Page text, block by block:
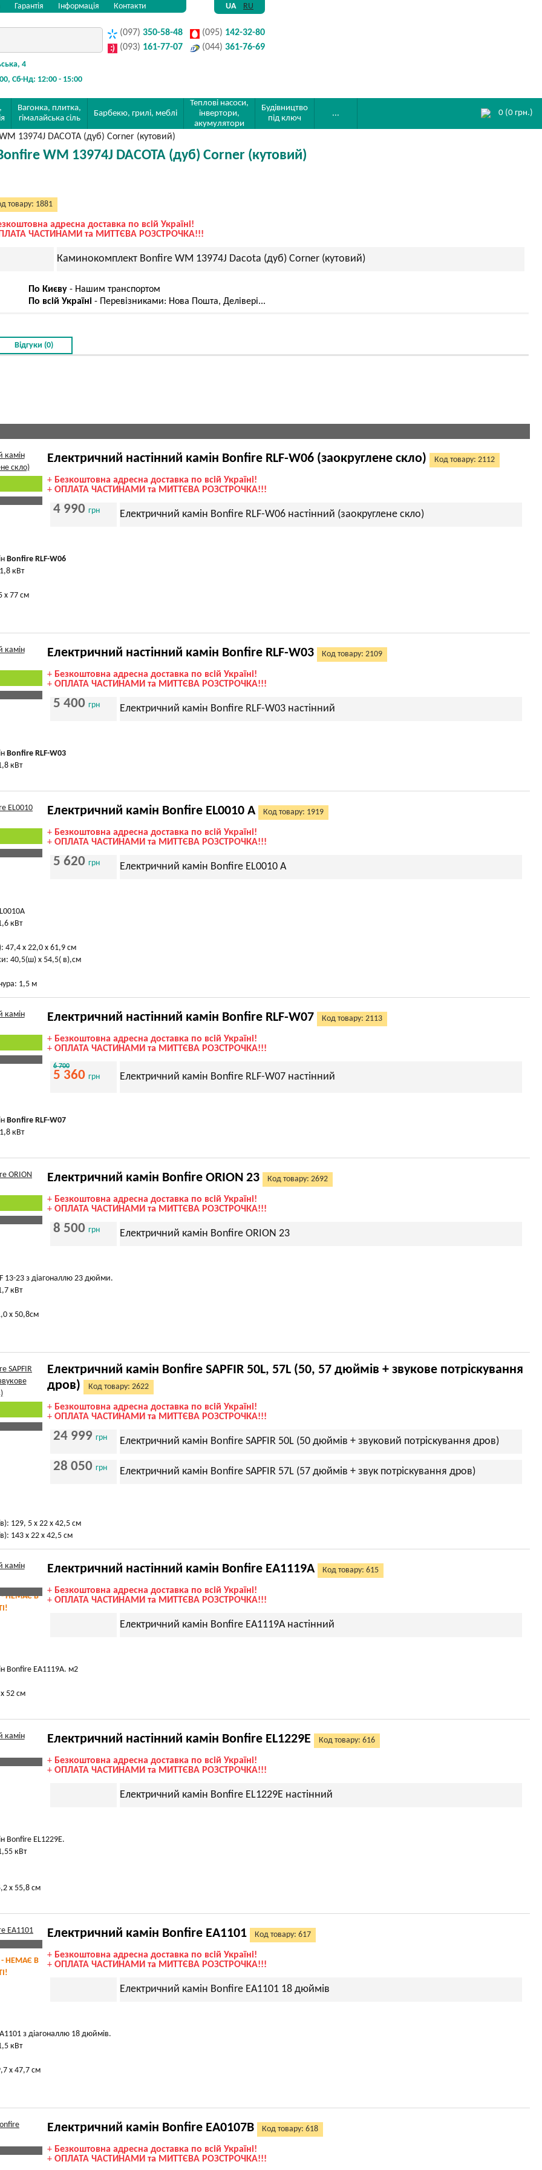
Гарантія Інформація Контакти UA RU
4
Сб-Нд: 12:00 - 15:00
(097) 350-58-48 (095) 142-32-80
(093) 161-77-07 (044) 361-76-69
Вагонка, плитка,
гімалайська сіль
Барбекю, грилі, меблі
Теплові насоси,
інвертори,
акумулятори
Будівництво
під ключ
... 0 (0 грн.)
13974J DACOTA (дуб) Corner (кутовий)
WM 13974J DACOTA (дуб) Corner (кутовий)
товару: 1881
адресна доставка по всій Україні!
ЧАСТИНАМИ та МИТТЄВА РОЗСТРОЧКА!!!
Каминокомплект Bonfire WM 13974J Dacota (дуб) Corner (кутовий)
По Києву - Нашим транспортом
По всій Україні - Перевізниками: Нова Пошта, Делівері...
Відгуки (0)
Електричний настінний камін Bonfire RLF-W06 (заокруглене скло) Код товару: 2112
+ Безкоштовна адресна доставка по всій Україні!
+ ОПЛАТА ЧАСТИНАМИ та МИТТЄВА РОЗСТРОЧКА!!!
4 990 грн Електричний камін Bonfire RLF-W06 настінний (заокруглене скло)
Bonfire RLF-W06
кВт
х 77 см
Електричний настінний камін Bonfire RLF-W03 Код товару: 2109
+ Безкоштовна адресна доставка по всій Україні!
+ ОПЛАТА ЧАСТИНАМИ та МИТТЄВА РОЗСТРОЧКА!!!
5 400 грн Електричний камін Bonfire RLF-W03 настінний
Bonfire RLF-W03
кВт
Електричний камін Bonfire EL0010 A Код товару: 1919
+ Безкоштовна адресна доставка по всій Україні!
+ ОПЛАТА ЧАСТИНАМИ та МИТТЄВА РОЗСТРОЧКА!!!
5 620 грн Електричний камін Bonfire EL0010 A
кВт
47,4 х 22,0 х 61,9 см
40,5(ш) х 54,5( в),см
1,5 м
Електричний настінний камін Bonfire RLF-W07 Код товару: 2113
+ Безкоштовна адресна доставка по всій Україні!
+ ОПЛАТА ЧАСТИНАМИ та МИТТЄВА РОЗСТРОЧКА!!!
6 700
5 360 грн Електричний камін Bonfire RLF-W07 настінний
Bonfire RLF-W07
кВт
Електричний камін Bonfire ORION 23 Код товару: 2692
+ Безкоштовна адресна доставка по всій Україні!
+ ОПЛАТА ЧАСТИНАМИ та МИТТЄВА РОЗСТРОЧКА!!!
8 500 грн Електричний камін Bonfire ORION 23
13-23 з діагоналлю 23 дюйми.
кВт
х 50,8см
Електричний камін Bonfire SAPFIR 50L, 57L (50, 57 дюймів + звукове потріскування
дров)
Код товару: 2622
+ Безкоштовна адресна доставка по всій Україні!
+ ОПЛАТА ЧАСТИНАМИ та МИТТЄВА РОЗСТРОЧКА!!!
24 999 грн Електричний камін Bonfire SAPFIR 50L (50 дюймів + звуковий потріскування дров)
28 050 грн Електричний камін Bonfire SAPFIR 57L (57 дюймів + звук потріскування дров)
129, 5 х 22 х 42,5 см
143 х 22 х 42,5 см
- НЕМАЄ В
Електричний настінний камін Bonfire EA1119A Код товару: 615
+ Безкоштовна адресна доставка по всій Україні!
+ ОПЛАТА ЧАСТИНАМИ та МИТТЄВА РОЗСТРОЧКА!!!
Електричний камін Bonfire EA1119A настінний
Bonfire EA1119A. м2
52 см
Електричний настінний камін Bonfire EL1229E Код товару: 616
+ Безкоштовна адресна доставка по всій Україні!
+ ОПЛАТА ЧАСТИНАМИ та МИТТЄВА РОЗСТРОЧКА!!!
Електричний камін Bonfire EL1229E настінний
Bonfire EL1229E.
кВт
х 55,8 см
- НЕМАЄ В
Електричний камін Bonfire EA1101 Код товару: 617
+ Безкоштовна адресна доставка по всій Україні!
+ ОПЛАТА ЧАСТИНАМИ та МИТТЄВА РОЗСТРОЧКА!!!
Електричний камін Bonfire EA1101 18 дюймів
з діагоналлю 18 дюймів.
кВт
х 47,7 см
Електричний камін Bonfire EA0107B Код товару: 618
+ Безкоштовна адресна доставка по всій Україні!
+ ОПЛАТА ЧАСТИНАМИ та МИТТЄВА РОЗСТРОЧКА!!!